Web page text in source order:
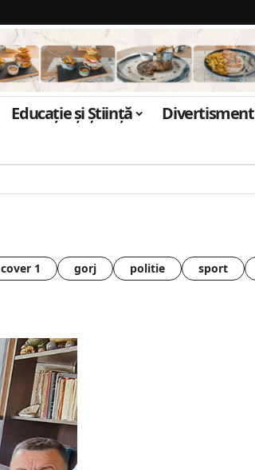
Educație și Știință Divertisment
cover 1 gorj politie sport